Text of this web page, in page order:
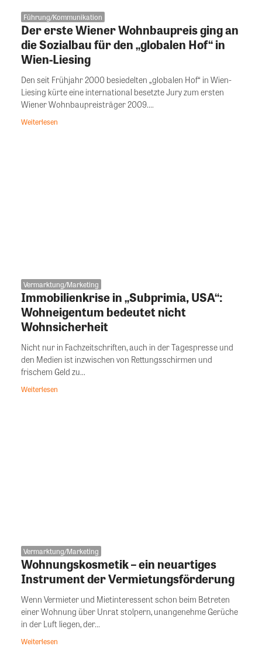
Führung/Kommunikation
Der erste Wiener Wohnbaupreis ging an
die Sozialbau für den „globalen Hof“ in
Wien-Liesing
Den seit Frühjahr 2000 besiedelten „globalen Hof“ in Wien-
Liesing kürte eine international besetzte Jury zum ersten
Wiener Wohnbaupreisträger 2009....
Weiterlesen
Vermarktung/Marketing
Immobilienkrise in „Subprimia, USA“:
Wohneigentum bedeutet nicht
Wohnsicherheit
Nicht nur in Fachzeitschriften, auch in der Tagespresse und
den Medien ist inzwischen von Rettungsschirmen und
frischem Geld zu...
Weiterlesen
Vermarktung/Marketing
Wohnungskosmetik – ein neuartiges
Instrument der Vermietungsförderung
Wenn Vermieter und Mietinteressent schon beim Betreten
einer Wohnung über Unrat stolpern, unangenehme Gerüche
in der Luft liegen, der...
Weiterlesen